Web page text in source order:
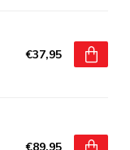
€37,95